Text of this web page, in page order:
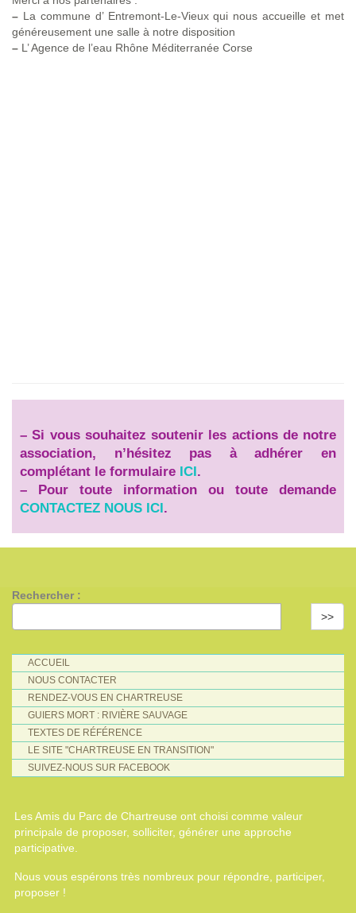
– La commune d’ Entremont-Le-Vieux qui nous accueille et met
généreusement une salle à notre disposition
– L’ Agence de l’eau Rhône Méditerranée Corse
– Si vous souhaitez soutenir les actions de notre
association, n’hésitez pas à adhérer en
complétant le formulaire ICI.
–
Pour toute information ou toute demande
CONTACTEZ NOUS ICI.
Rechercher :
>>
ACCUEIL
NOUS CONTACTER
RENDEZ-VOUS EN CHARTREUSE
GUIERS MORT : RIVIÈRE SAUVAGE
TEXTES DE RÉFÉRENCE
LE SITE "CHARTREUSE EN TRANSITION"
SUIVEZ-NOUS SUR FACEBOOK
Les Amis du Parc de Chartreuse ont choisi comme valeur
principale de proposer, solliciter, générer une approche
participative.
Nous vous espérons très nombreux pour répondre, participer,
proposer !